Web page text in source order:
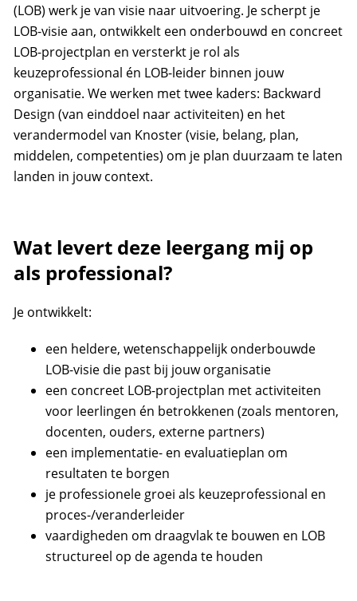
(LOB) werk je van visie naar uitvoering. Je scherpt je
LOB-visie aan, ontwikkelt een onderbouwd en concreet
LOB-projectplan en versterkt je rol als
keuzeprofessional én LOB-leider binnen jouw
organisatie. We werken met twee kaders: Backward
Design (van einddoel naar activiteiten) en het
verandermodel van Knoster (visie, belang, plan,
middelen, competenties) om je plan duurzaam te laten
landen in jouw context.
Wat levert deze leergang mij op
als professional?
Je ontwikkelt:
een heldere, wetenschappelijk onderbouwde
LOB-visie die past bij jouw organisatie
een concreet LOB-projectplan met activiteiten
voor leerlingen én betrokkenen (zoals mentoren,
docenten, ouders, externe partners)
een implementatie- en evaluatieplan om
resultaten te borgen
je professionele groei als keuzeprofessional en
proces-/veranderleider
vaardigheden om draagvlak te bouwen en LOB
structureel op de agenda te houden